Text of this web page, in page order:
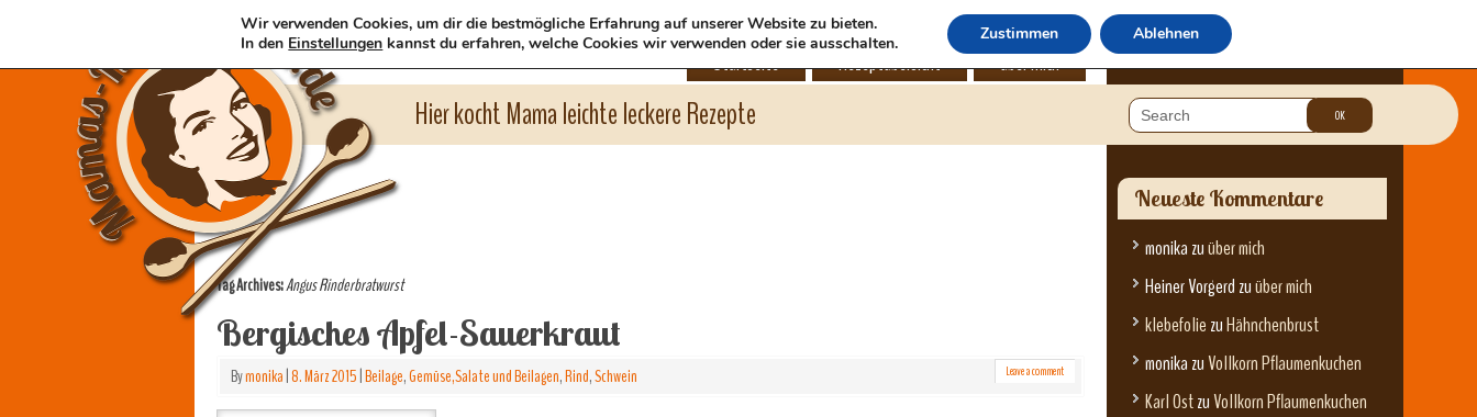
Hier kocht Mama leichte leckere Rezepte
Startseite Rezeptübersicht über mich
Tag Archives:Angus Rinderbratwurst
Bergisches Apfel-Sauerkraut
Bymonika|8. März 2015|Beilage,Gemüse,Salate und Beilagen,Rind,Schwein Leave a comment
Neueste Kommentare
monika zuüber mich
Heiner Vorgerd zuüber mich
klebefolie zuHähnchenbrust
monika zuVollkorn Pflaumenkuchen
Karl OstzuVollkorn Pflaumenkuchen
Wir verwenden Cookies, um dir die bestmögliche Erfahrung auf unserer Website zu bieten.
In den Einstellungen kannst du erfahren, welche Cookies wir verwenden oder sie ausschalten. Zustimmen Ablehnen